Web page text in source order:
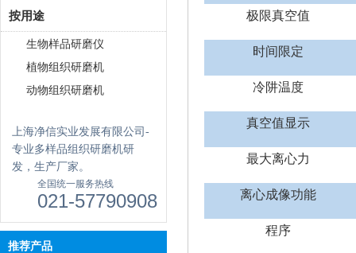
按用途
生物样品研磨仪
植物组织研磨机
动物组织研磨机
上海净信实业发展有限公司-
专业多样品组织研磨机研
发，生产厂家。
全国统一服务热线
021-57790908
推荐产品
真空离心浓缩仪(溶剂蒸发工作
站) JX-ZLN-BN
单细胞悬液制备仪 JX-DLDXB-
极限真空值
时间限定
冷阱温度
真空值显示
最大离心力
离心成像功能
程序